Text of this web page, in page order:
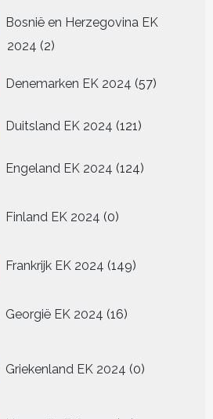
Bosnië en Herzegovina EK
2024 22
Denemarken EK 2024 5757
Duitsland EK 2024 121121
Engeland EK 2024 124124
Finland EK 2024 0
producten
Frankrijk EK 2024 149149
Georgië EK 2024 16
producten
Griekenland EK 2024 0
producten